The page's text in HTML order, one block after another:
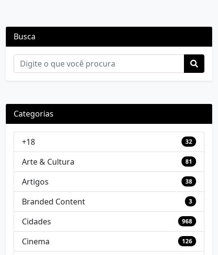
Busca
Categorias
+18 32
Arte & Cultura 81
Artigos 38
Branded Content 3
Cidades 968
Cinema 126